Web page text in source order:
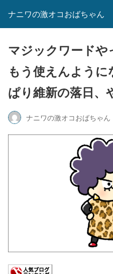
ナニワの激オコおばちゃん
マジックワードや
もう使えんよう
ぱり維新の落日、
ナニワの激オコおばちゃん